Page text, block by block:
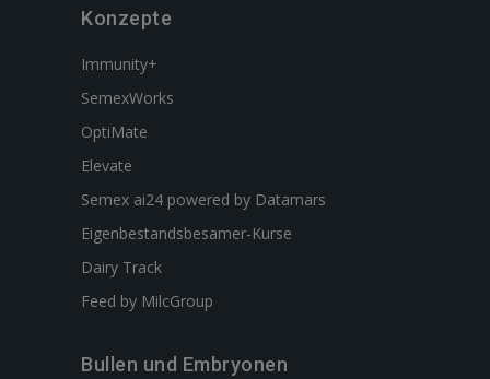
Konzepte
Immunity+
SemexWorks
OptiMate
Elevate
Semex ai24 powered by Datamars
Eigenbestandsbesamer-Kurse
Dairy Track
Feed by MilcGroup
Bullen und Embryonen